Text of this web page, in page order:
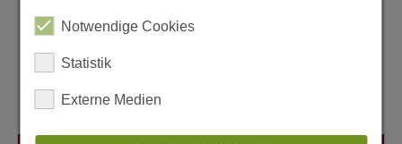
Notwendige Cookies
Statistik
Externe Medien